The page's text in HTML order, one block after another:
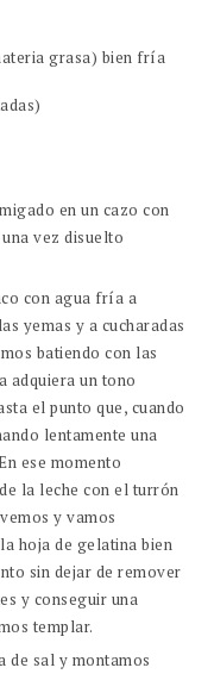
grasa) bien fría
en un cazo con
vez disuelto
con agua fría a
yemas y a cucharadas
batiendo con las
adquiera un tono
el punto que, cuando
lentamente una
ese momento
la leche con el turrón
y vamos
hoja de gelatina bien
sin dejar de remover
y conseguir una
templar.
de sal y montamos